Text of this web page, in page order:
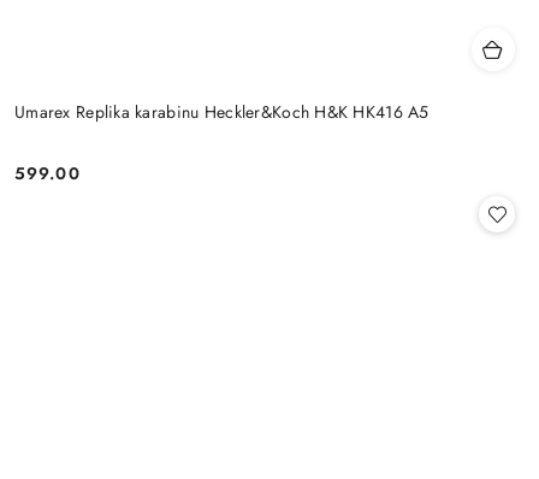
Umarex Replika karabinu Heckler&Koch H&K HK416 A5
Cena:
599.00